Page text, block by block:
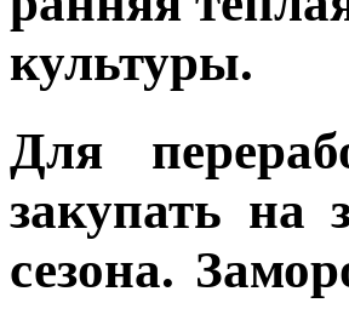
культуры.
Для
закупать на
сезона.